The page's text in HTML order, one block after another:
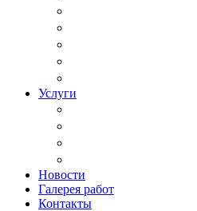
Услуги
Новости
Галерея работ
Контакты